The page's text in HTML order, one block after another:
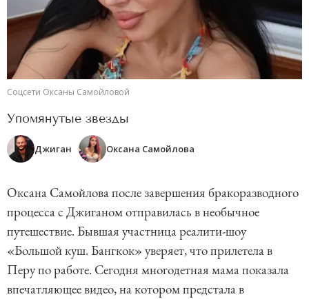
Соцсети Оксаны Самойловой
Упомянутые звезды
Джиган Оксана Самойлова
Оксана Самойлова после завершения бракоразводного
процесса с Джиганом отправилась в необычное
путешествие. Бывшая участница реалити-шоу
«Большой куш. Бангкок» уверяет, что прилетела в
Перу по работе. Сегодня многодетная мама показала
впечатляющее видео, на котором предстала в